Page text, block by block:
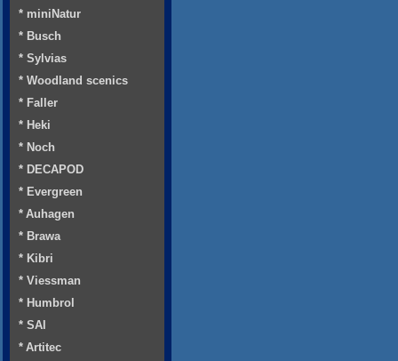
* miniNatur
* Busch
* Sylvias
* Woodland scenics
* Faller
* Heki
* Noch
* DECAPOD
* Evergreen
* Auhagen
* Brawa
* Kibri
* Viessman
* Humbrol
* SAI
* Artitec